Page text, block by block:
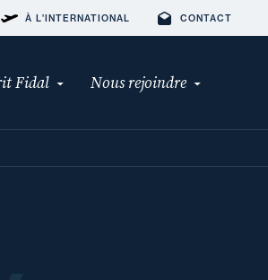
À L'INTERNATIONAL CONTACT
Fidal Nous rejoindre